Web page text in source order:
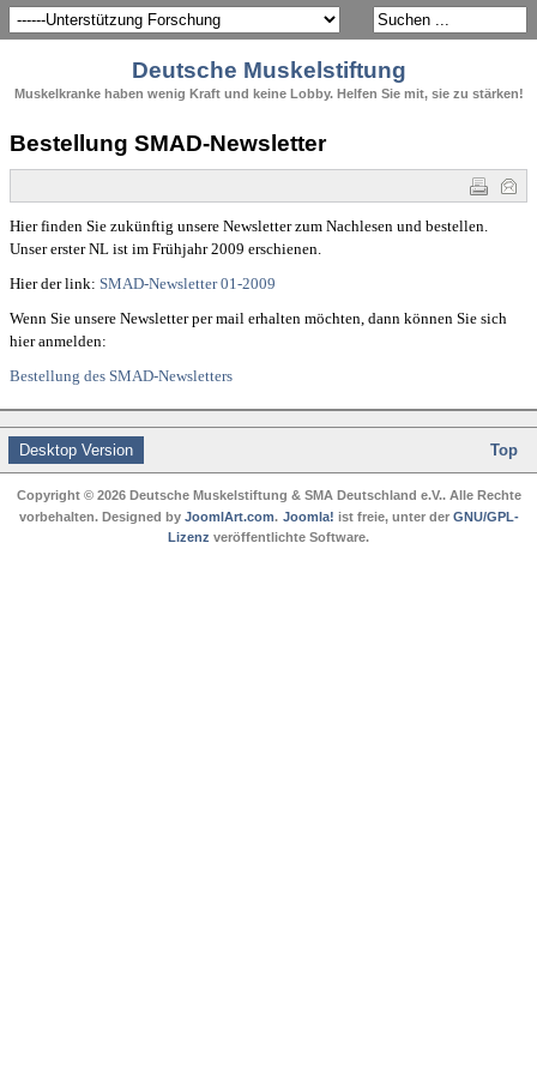
Deutsche Muskelstiftung
Muskelkranke haben wenig Kraft und keine Lobby. Helfen Sie mit, sie zu stärken!
Bestellung SMAD-Newsletter
Hier finden Sie zukünftig unsere Newsletter zum Nachlesen und bestellen.
Unser erster NL ist im Frühjahr 2009 erschienen.
Hier der link: SMAD-Newsletter 01-2009
Wenn Sie unsere Newsletter per mail erhalten möchten, dann können Sie sich
hier anmelden:
Bestellung des SMAD-Newsletters
Desktop Version Top
Copyright © 2026 Deutsche Muskelstiftung & SMA Deutschland e.V.. Alle Rechte
vorbehalten. Designed by JoomlArt.com. Joomla! ist freie, unter der GNU/GPL-
Lizenz veröffentlichte Software.